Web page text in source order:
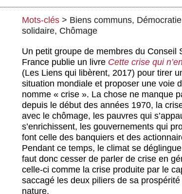
Mots-clés > Biens communs, Démocratie
solidaire, Chômage
Un petit groupe de membres du Conseil
France publie un livre Cette crise qui
(Les Liens qui libèrent, 2017) pour tirer
situation mondiale et proposer une voie
nomme « crise ». La chose ne manque
depuis le début des années 1970, la
avec le chômage, les pauvres qui
s’enrichissent, les gouvernements qui
font celle des banquiers et des
Pendant ce temps, le climat se
faut donc cesser de parler de crise en
celle-ci comme la crise produite par le
saccagé les deux piliers de sa
nature.